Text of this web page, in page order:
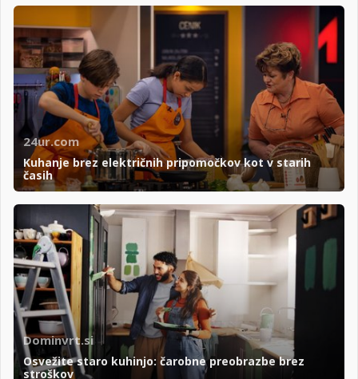
24ur.com
Kuhanje brez električnih pripomočkov kot v starih
časih
Dominvrt.si
Osvežite staro kuhinjo: čarobne preobrazbe brez
stroškov